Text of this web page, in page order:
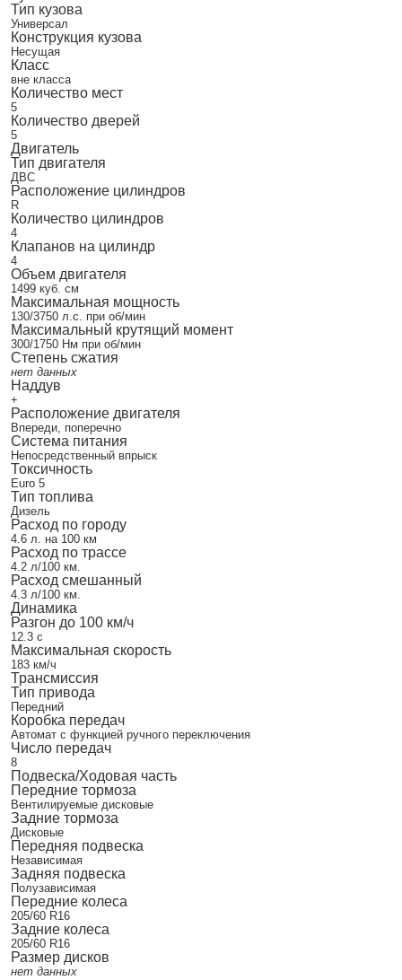
Тип кузова
Универсал
Конструкция кузова
Несущая
Класс
вне класса
Количество мест
5
Количество дверей
5
Двигатель
Тип двигателя
ДВС
Расположение цилиндров
R
Количество цилиндров
4
Клапанов на цилиндр
4
Объем двигателя
1499 куб. см
Максимальная мощность
130/3750 л.с. при об/мин
Максимальный крутящий момент
300/1750 Нм при об/мин
Степень сжатия
нет данных
Наддув
+
Расположение двигателя
Впереди, поперечно
Система питания
Непосредственный впрыск
Токсичность
Euro 5
Тип топлива
Дизель
Расход по городу
4.6 л. на 100 км
Расход по трассе
4.2 л/100 км.
Расход смешанный
4.3 л/100 км.
Динамика
Разгон до 100 км/ч
12.3 с
Максимальная скорость
183 км/ч
Трансмиссия
Тип привода
Передний
Коробка передач
Автомат с функцией ручного переключения
Число передач
8
Подвеска/Ходовая часть
Передние тормоза
Вентилируемые дисковые
Задние тормоза
Дисковые
Передняя подвеска
Независимая
Задняя подвеска
Полузависимая
Передние колеса
205/60 R16
Задние колеса
205/60 R16
Размер дисков
нет данных